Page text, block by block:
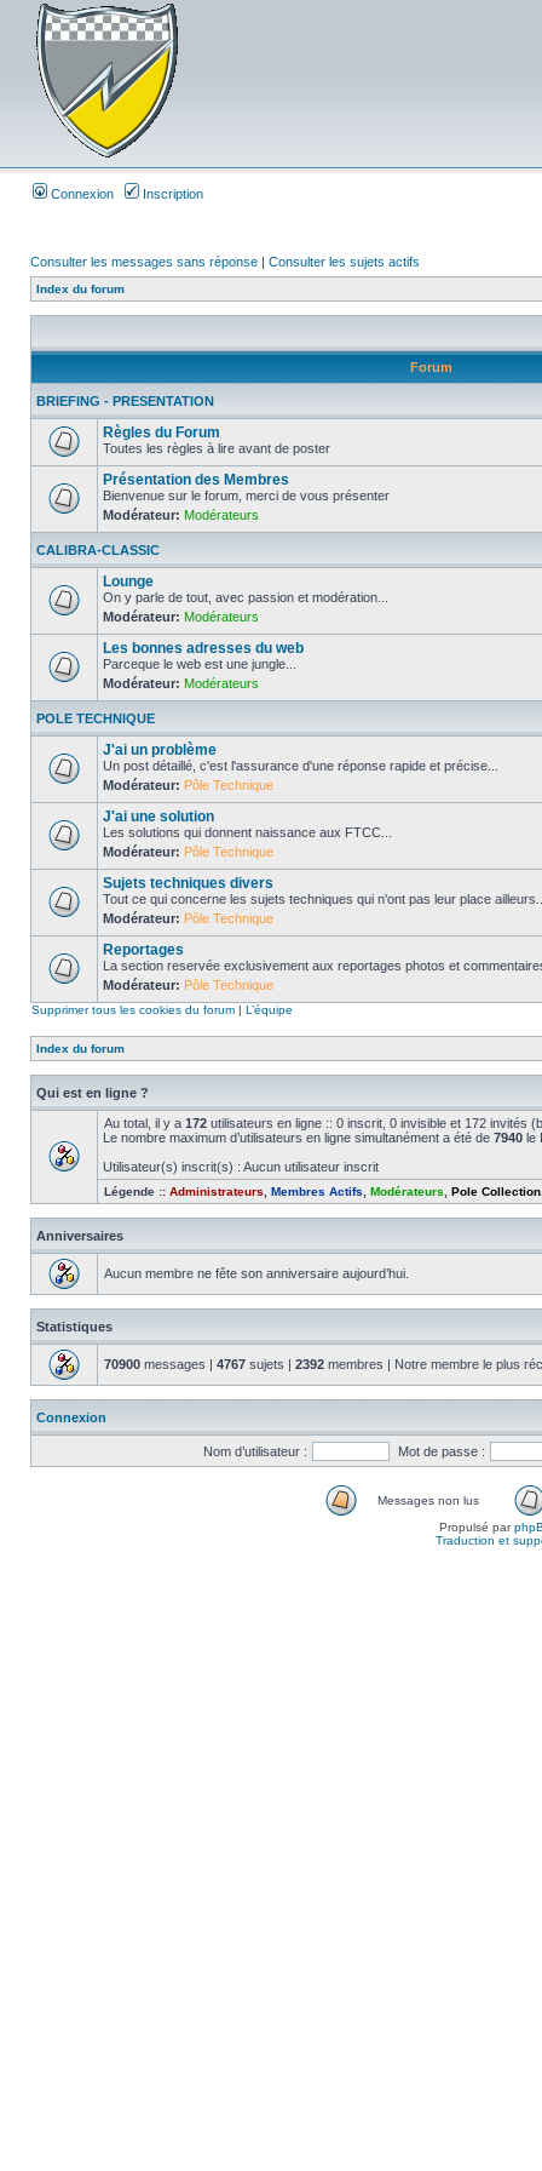
Connexion Inscription
Consulter les messages sans réponse | Consulter les sujets actifs
Index du forum
Forum
BRIEFING - PRESENTATION
Règles du Forum
Toutes les règles à lire avant de poster
Présentation des Membres
Bienvenue sur le forum, merci de vous présenter
Modérateur: Modérateurs
CALIBRA-CLASSIC
Lounge
On y parle de tout, avec passion et modération...
Modérateur: Modérateurs
Les bonnes adresses du web
Parceque le web est une jungle...
Modérateur: Modérateurs
POLE TECHNIQUE
J'ai un problème
Un post détaillé, c'est l'assurance d'une réponse rapide et précise...
Modérateur: Pôle Technique
J'ai une solution
Les solutions qui donnent naissance aux FTCC...
Modérateur: Pôle Technique
Sujets techniques divers
Tout ce qui concerne les sujets techniques qui n'ont pas leur place
Modérateur: Pôle Technique
Reportages
La section reservée exclusivement aux reportages photos et
Modérateur: Pôle Technique
Supprimer tous les cookies du forum | L’équipe
Index du forum
Qui est en ligne ?
Au total, il y a 172 utilisateurs en ligne :: 0 inscrit, 0 invisible et 172 invités
Le nombre maximum d’utilisateurs en ligne simultanément a été de 7940 le
Utilisateur(s) inscrit(s) : Aucun utilisateur inscrit
Légende :: Administrateurs Membres Actifs Modérateurs Pole Collection
Anniversaires
Aucun membre ne fête son anniversaire aujourd’hui.
Statistiques
70900 messages | 4767 sujets | 2392 membres | Notre membre le plus
Connexion
Nom d’utilisateur : Mot de passe :
Messages non lus
Propulsé par
Traduction et